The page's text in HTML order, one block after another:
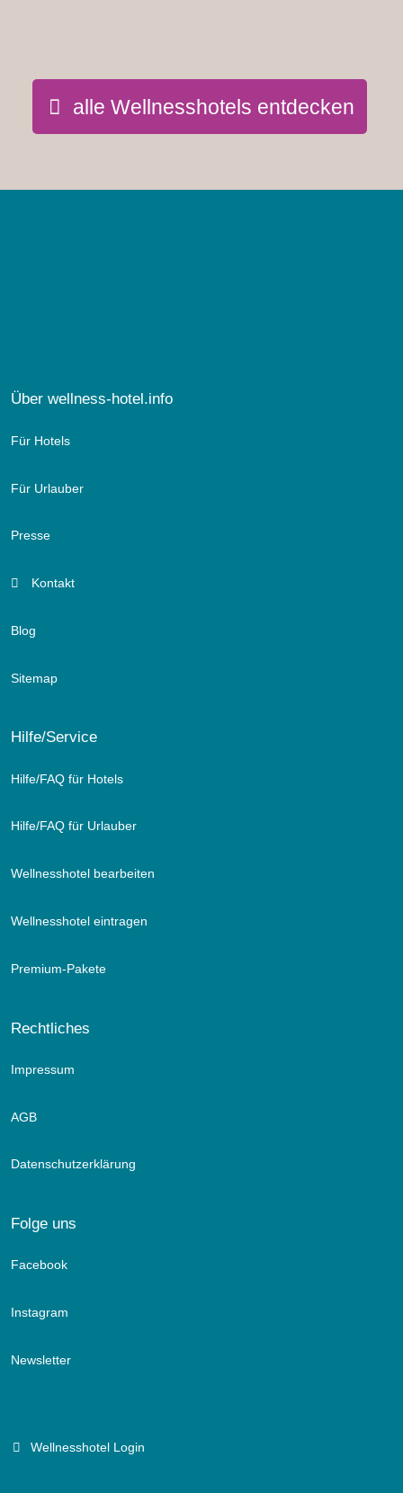
alle Wellnesshotels entdecken
Über wellness-hotel.info
Für Hotels
Für Urlauber
Presse
Kontakt
Blog
Sitemap
Hilfe/Service
Hilfe/FAQ für Hotels
Hilfe/FAQ für Urlauber
Wellnesshotel bearbeiten
Wellnesshotel eintragen
Premium-Pakete
Rechtliches
Impressum
AGB
Datenschutzerklärung
Folge uns
Facebook
Instagram
Newsletter
Wellnesshotel Login